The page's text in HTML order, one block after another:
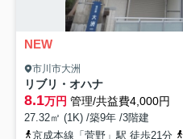
NEW
市川市大洲
リブリ・オハナ
8.1万円 管理/共益費4,000円
27.32㎡ (1K) /築9年 /3階建
京成本線「菅野」駅 徒歩21分